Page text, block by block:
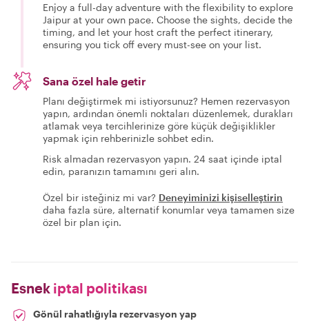
Enjoy a full-day adventure with the flexibility to explore
Jaipur at your own pace. Choose the sights, decide the
timing, and let your host craft the perfect itinerary,
ensuring you tick off every must-see on your list.
Sana özel hale getir
Planı değiştirmek mi istiyorsunuz? Hemen rezervasyon
yapın, ardından önemli noktaları düzenlemek, durakları
atlamak veya tercihlerinize göre küçük değişiklikler
yapmak için rehberinizle sohbet edin.
Risk almadan rezervasyon yapın. 24 saat içinde iptal
edin, paranızın tamamını geri alın.
Özel bir isteğiniz mi var? Deneyiminizi kişiselleştirin
daha fazla süre, alternatif konumlar veya tamamen size
özel bir plan için.
Esnek iptal politikası
Gönül rahatlığıyla rezervasyon yap